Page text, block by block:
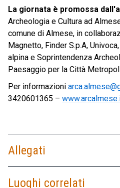
La giornata è promossa
Archeologia e Cultura ad
comune di Almese, in
Magnetto, Finder S.p.A,
alpina e Soprintendenza
Paesaggio per la Città
Per informazioni
3420601365 –
Allegati
Luoghi correlati